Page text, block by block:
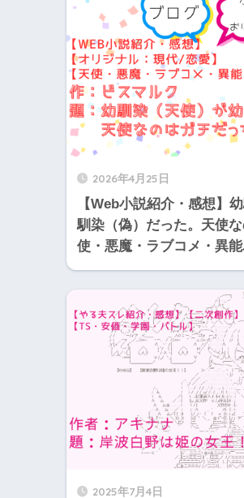
2026年4月25日
【Web小説紹介・感想】
馴染（偽）だった。天使
使・悪魔・ラブコメ・異能
2025年7月4日